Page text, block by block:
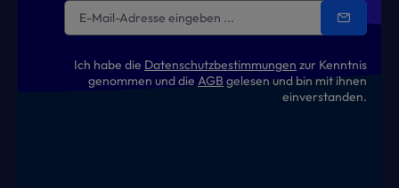
Ich habe die Datenschutzbestimmungen zur Kenntnis
genommen und die AGB gelesen und bin mit ihnen
einverstanden.